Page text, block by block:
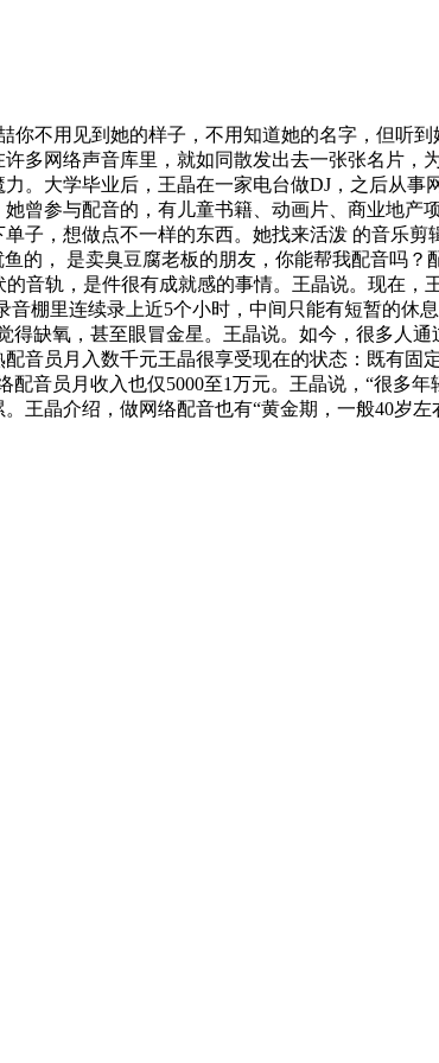
不用见到她的样子，不用知道她的名字，但听
多网络声音库里，就如同散发出去一张张名片，
。大学毕业后，王晶在一家电台做DJ，之后从
曾参与配音的，有儿童书籍、动画片、商业地
子，想做点不一样的东西。她找来活泼 的音乐
的， 是卖臭豆腐老板的朋友，你能帮我配音吗
音轨，是件很有成就感的事情。王晶说。现在，
棚里连续录上近5个小时，中间只能有短暂的休
缺氧，甚至眼冒金星。王晶说。如今，很多人
音员月入数千元王晶很享受现在的状态：既有
音员月收入也仅5000至1万元。王晶说，“很多
王晶介绍，做网络配音也有“黄金期，一般40岁